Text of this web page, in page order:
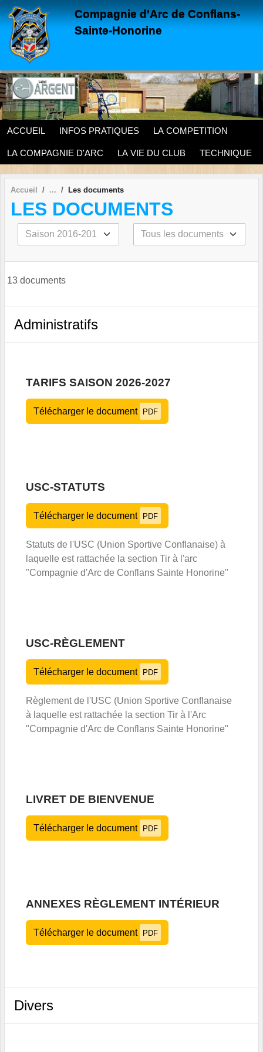
Compagnie d'Arc de Conflans-
Sainte-Honorine
ACCUEIL INFOS PRATIQUES LA COMPETITION
LA COMPAGNIE D'ARC LA VIE DU CLUB TECHNIQUE
Accueil Les documents
LES DOCUMENTS
13 documents
Administratifs
TARIFS SAISON 2026-2027
Télécharger le document PDF
USC-STATUTS
Télécharger le document PDF
Statuts de l'USC (Union Sportive Conflanaise) à
laquelle est rattachée la section Tir à l'arc
"Compagnie d'Arc de Conflans Sainte Honorine"
USC-RÈGLEMENT
Télécharger le document PDF
Règlement de l'USC (Union Sportive Conflanaise
à laquelle est rattachée la section Tir à l'Arc
"Compagnie d'Arc de Conflans Sainte Honorine"
LIVRET DE BIENVENUE
Télécharger le document PDF
ANNEXES RÈGLEMENT INTÉRIEUR
Télécharger le document PDF
Divers
Panneau de gestion des cookies